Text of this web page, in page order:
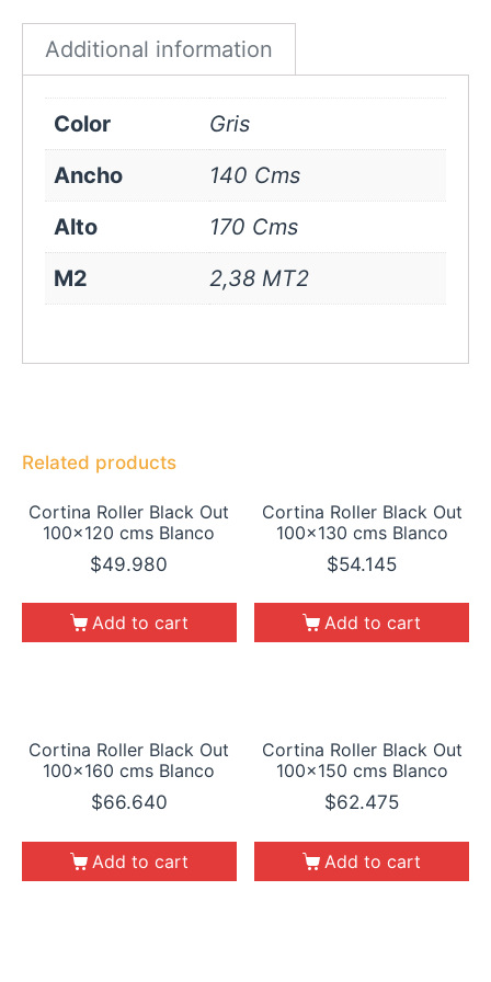
Additional information
Color
Gris
Ancho
140 Cms
Alto
170 Cms
M2
2,38 MT2
Related products
Cortina Roller Black Out
100×120 cms Blanco
$49.980
Add to cart
Cortina Roller Black Out
100×130 cms Blanco
$54.145
Add to cart
Cortina Roller Black Out
100×160 cms Blanco
$66.640
Add to cart
Cortina Roller Black Out
100×150 cms Blanco
$62.475
Add to cart